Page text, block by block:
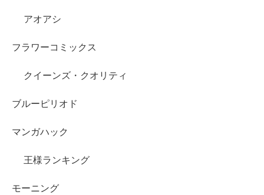
アオアシ
フラワーコミックス
クイーンズ・クオリティ
ブルーピリオド
マンガハック
王様ランキング
モーニング